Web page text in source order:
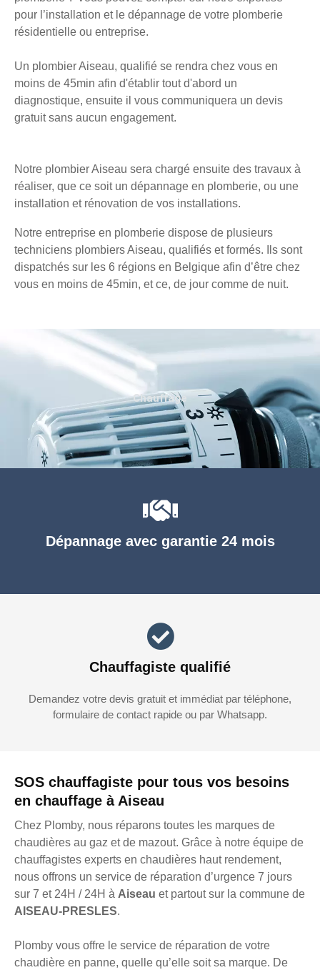
pour l’installation et le dépannage de votre plomberie
résidentielle ou entreprise.
Un plombier Aiseau, qualifié se rendra chez vous en
moins de 45min afin d'établir tout d'abord un
diagnostique, ensuite il vous communiquera un devis
gratuit sans aucun engagement.
Notre plombier Aiseau sera chargé ensuite des travaux à
réaliser, que ce soit un dépannage en plomberie, ou une
installation et rénovation de vos installations.
Notre entreprise en plomberie dispose de plusieurs
techniciens plombiers Aiseau, qualifiés et formés. Ils sont
dispatchés sur les 6 régions en Belgique afin d’être chez
vous en moins de 45min, et ce, de jour comme de nuit.
SOS chauffagiste pour tous vos besoins
en chauffage à Aiseau
Chez Plomby, nous réparons toutes les marques de
chaudières au gaz et de mazout. Grâce à notre équipe de
chauffagistes experts en chaudières haut rendement,
nous offrons un service de réparation d’urgence 7 jours
sur 7 et 24H / 24H à Aiseau et partout sur la commune de
AISEAU-PRESLES.
Plomby vous offre le service de réparation de votre
chaudière en panne, quelle qu’elle soit sa marque. De
Dépannage avec garantie 24 mois
Chauffagiste qualifié
Demandez votre devis gratuit et immédiat par téléphone,
formulaire de contact rapide ou par Whatsapp.
Chauffage